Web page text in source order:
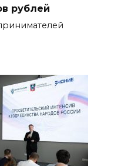
рублей